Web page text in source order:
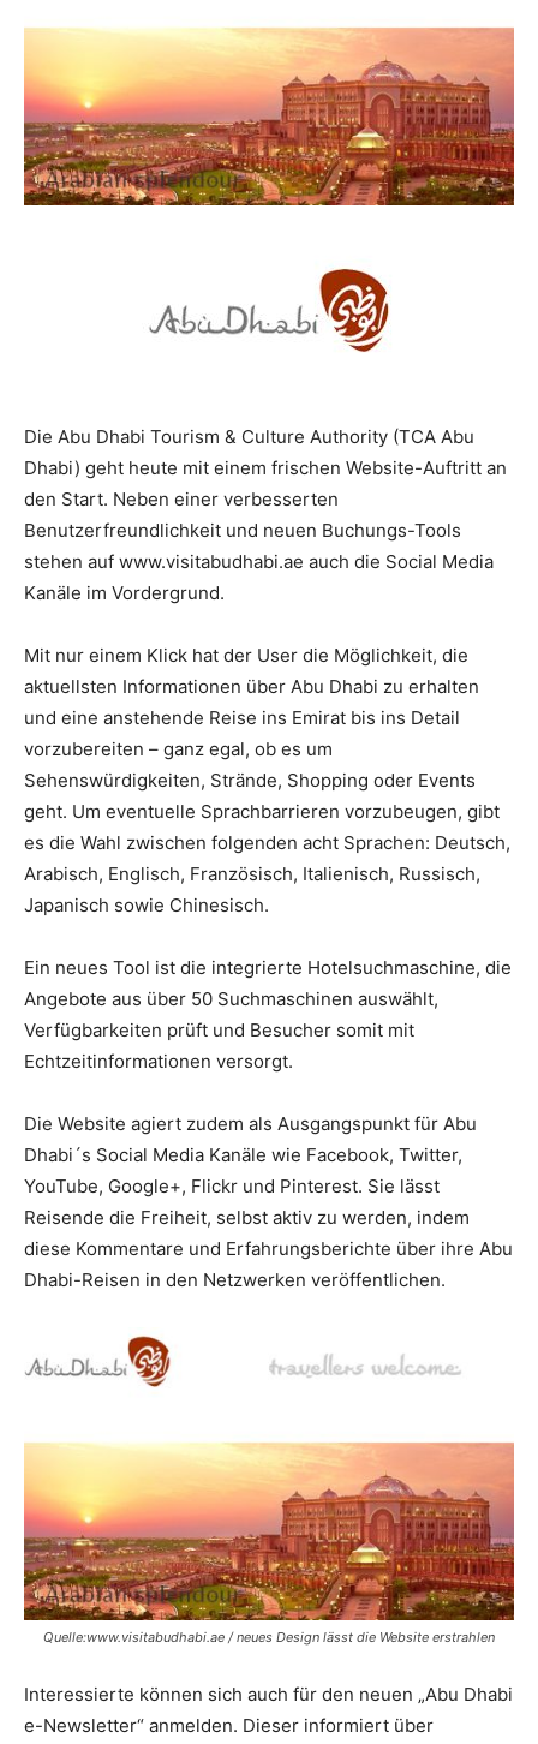
Reiseempfehlungen.
Die Abu Dhabi Tourism & Culture Authority (TCA Abu
Dhabi) geht heute mit einem frischen Website-Auftritt an
den Start. Neben einer verbesserten
Benutzerfreundlichkeit und neuen Buchungs-Tools
stehen auf www.visitabudhabi.ae auch die Social Media
Kanäle im Vordergrund.
Mit nur einem Klick hat der User die Möglichkeit, die
aktuellsten Informationen über Abu Dhabi zu erhalten
und eine anstehende Reise ins Emirat bis ins Detail
vorzubereiten – ganz egal, ob es um
Sehenswürdigkeiten, Strände, Shopping oder Events
geht. Um eventuelle Sprachbarrieren vorzubeugen, gibt
es die Wahl zwischen folgenden acht Sprachen: Deutsch,
Arabisch, Englisch, Französisch, Italienisch, Russisch,
Japanisch sowie Chinesisch.
Ein neues Tool ist die integrierte Hotelsuchmaschine, die
Angebote aus über 50 Suchmaschinen auswählt,
Verfügbarkeiten prüft und Besucher somit mit
Echtzeitinformationen versorgt.
Die Website agiert zudem als Ausgangspunkt für Abu
Dhabi´s Social Media Kanäle wie Facebook, Twitter,
YouTube, Google+, Flickr und Pinterest. Sie lässt
Reisende die Freiheit, selbst aktiv zu werden, indem
diese Kommentare und Erfahrungsberichte über ihre Abu
Dhabi-Reisen in den Netzwerken veröffentlichen.
Quelle:www.visitabudhabi.ae / neues Design lässt die Website erstrahlen
Interessierte können sich auch für den neuen „Abu Dhabi
e-Newsletter“ anmelden. Dieser informiert über